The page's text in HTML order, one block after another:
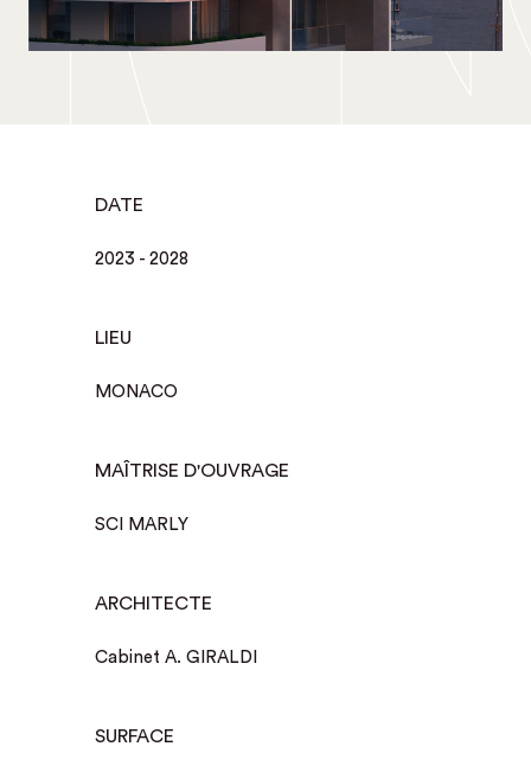
DATE
2023 - 2028
LIEU
MONACO
MAÎTRISE D'OUVRAGE
SCI MARLY
ARCHITECTE
Cabinet A. GIRALDI
SURFACE